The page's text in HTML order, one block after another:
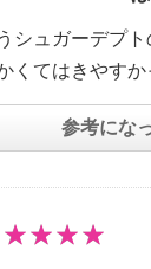
シュガーデプ
くてはきやすか
参考にな